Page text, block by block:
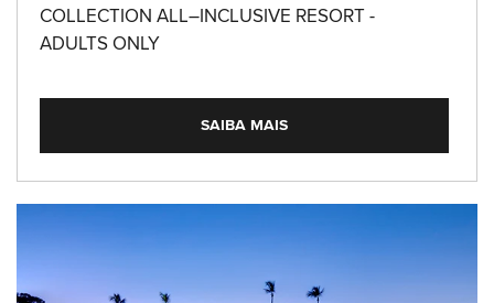
COLLECTION ALL–INCLUSIVE RESORT -
ADULTS ONLY
SAIBA MAIS